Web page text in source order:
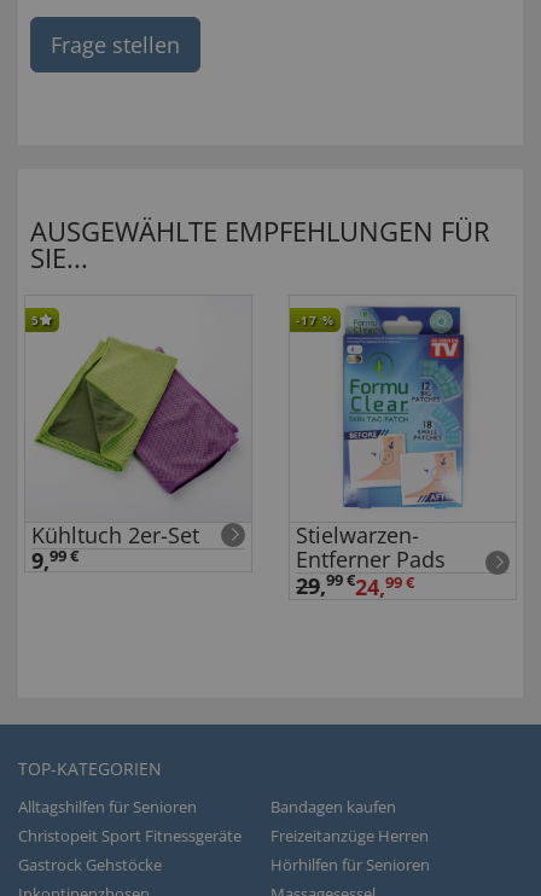
Frage stellen
AUSGEWÄHLTE EMPFEHLUNGEN FÜR
SIE...
5
Kühltuch 2er-Set
9,99 €
-17 %
Stielwarzen-
Entferner Pads
29,99 €24,99 €
TOP-KATEGORIEN
Alltagshilfen für Senioren
Bandagen kaufen
Christopeit Sport Fitnessgeräte
Freizeitanzüge Herren
Gastrock Gehstöcke
Hörhilfen für Senioren